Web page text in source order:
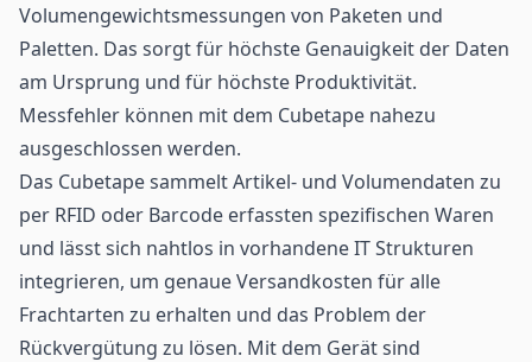
Volumengewichtsmessungen von Paketen und
Paletten. Das sorgt für höchste Genauigkeit der Daten
am Ursprung und für höchste Produktivität.
Messfehler können mit dem Cubetape nahezu
ausgeschlossen werden.
Das Cubetape sammelt Artikel- und Volumendaten zu
per RFID oder Barcode erfassten spezifischen Waren
und lässt sich nahtlos in vorhandene IT Strukturen
integrieren, um genaue Versandkosten für alle
Frachtarten zu erhalten und das Problem der
Rückvergütung zu lösen. Mit dem Gerät sind